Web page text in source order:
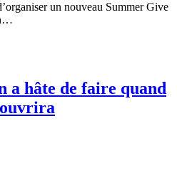
un nouveau Summer Give
a hâte de faire quand